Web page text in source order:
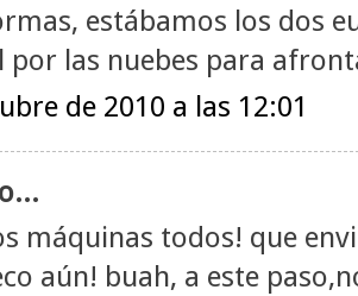
estábamos los dos
por las nuebes para
de 2010 a las 12:01
máquinas todos! que
aún! buah, a este